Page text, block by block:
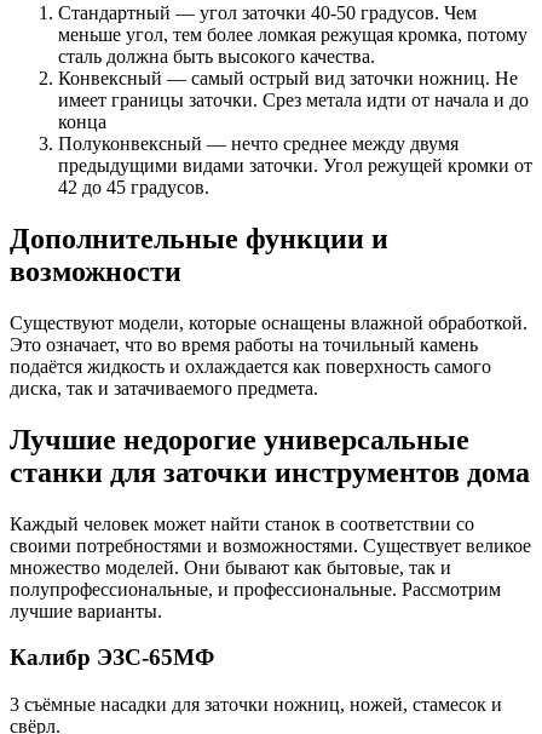
Стандартный — угол заточки 40-50 градусов. Чем
меньше угол, тем более ломкая режущая кромка, потому
сталь должна быть высокого качества.
Конвексный — самый острый вид заточки ножниц. Не
имеет границы заточки. Срез метала идти от начала и до
конца
Полуконвексный — нечто среднее между двумя
предыдущими видами заточки. Угол режущей кромки от
42 до 45 градусов.
Дополнительные функции и
возможности
Существуют модели, которые оснащены влажной обработкой.
Это означает, что во время работы на точильный камень
подаётся жидкость и охлаждается как поверхность самого
диска, так и затачиваемого предмета.
Лучшие недорогие универсальные
станки для заточки инструментов дома
Каждый человек может найти станок в соответствии со
своими потребностями и возможностями. Существует великое
множество моделей. Они бывают как бытовые, так и
полупрофессиональные, и профессиональные. Рассмотрим
лучшие варианты.
Калибр ЭЗС-65МФ
3 съёмные насадки для заточки ножниц, ножей, стамесок и
свёрл.